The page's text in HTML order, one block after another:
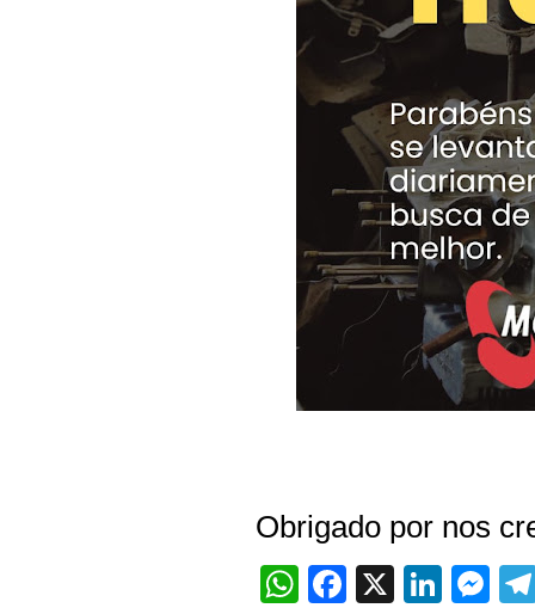
Obrigado por nos
WhatsApp
Facebook
X